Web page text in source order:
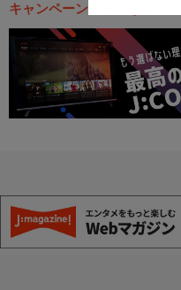
キャンペーン・お得な情報